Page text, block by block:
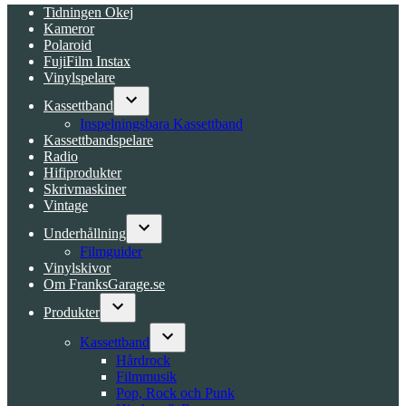
Tidningen Okej
Kameror
Polaroid
FujiFilm Instax
Vinylspelare
Kassettband
Open
dropdown
menu
Inspelningsbara Kassettband
Kassettbandspelare
Radio
Hifiprodukter
Skrivmaskiner
Vintage
Underhållning
Open
Filmguider
Vinylskivor
Om FranksGarage.se
Produkter
Open
dropdown
menu
Kassettband
Open
dropdown
menu
Hårdrock
Filmmusik
Pop, Rock och Punk